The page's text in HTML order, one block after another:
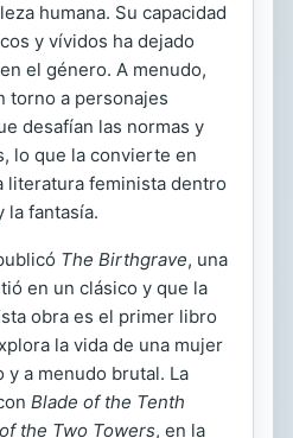
humana. Su capacidad
y vívidos ha dejado
el género. A menudo,
torno a personajes
desafían las normas y
lo que la convierte en
literatura feminista dentro
la fantasía.
The Birthgrave, una
en un clásico y que la
obra es el primer libro
la vida de una mujer
a menudo brutal. La
Blade of the Tenth
the Two Towers, en la